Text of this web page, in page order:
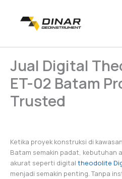
Jual Digital
ET-02 Batam
Trusted
Ketika proyek konstruksi di
Batam semakin padat, kebutuhan
akurat seperti digital theodolite
menjadi semakin penting. Tanpa